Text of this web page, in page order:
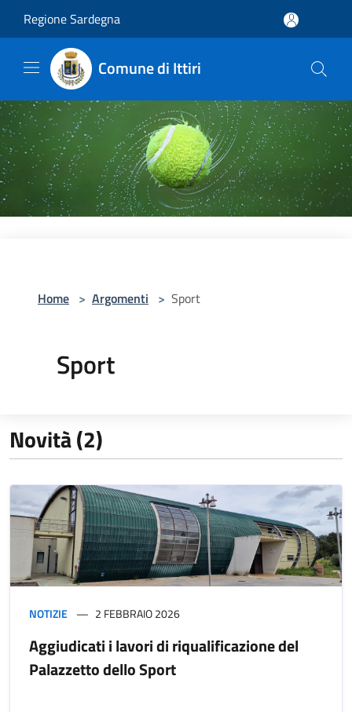
Regione Sardegna
Comune di Ittiri
Home > Argomenti > Sport
Sport
Novità (2)
NOTIZIE 2 FEBBRAIO 2026
Aggiudicati i lavori di riqualificazione del
Palazzetto dello Sport